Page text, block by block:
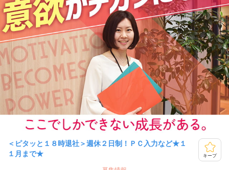
＜ピタッと１８時退社＞週休２日制！ＰＣ入力など★１
１月まで★
キープ